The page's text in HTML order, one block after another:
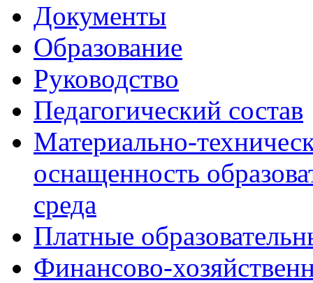
Документы
Образование
Руководство
Педагогический состав
Материально-
оснащенность
среда
Платные
Финансово-